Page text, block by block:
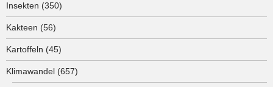
Insekten (350)
Kakteen (56)
Kartoffeln (45)
Klimawandel (657)